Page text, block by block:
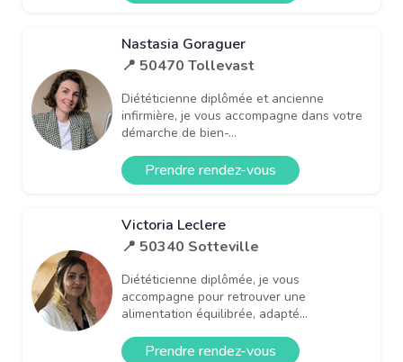
Nastasia Goraguer
📍 50470 Tollevast
Diététicienne diplômée et ancienne
infirmière, je vous accompagne dans votre
démarche de bien-...
Prendre rendez-vous
Victoria Leclere
📍 50340 Sotteville
Diététicienne diplômée, je vous
accompagne pour retrouver une
alimentation équilibrée, adapté...
Prendre rendez-vous